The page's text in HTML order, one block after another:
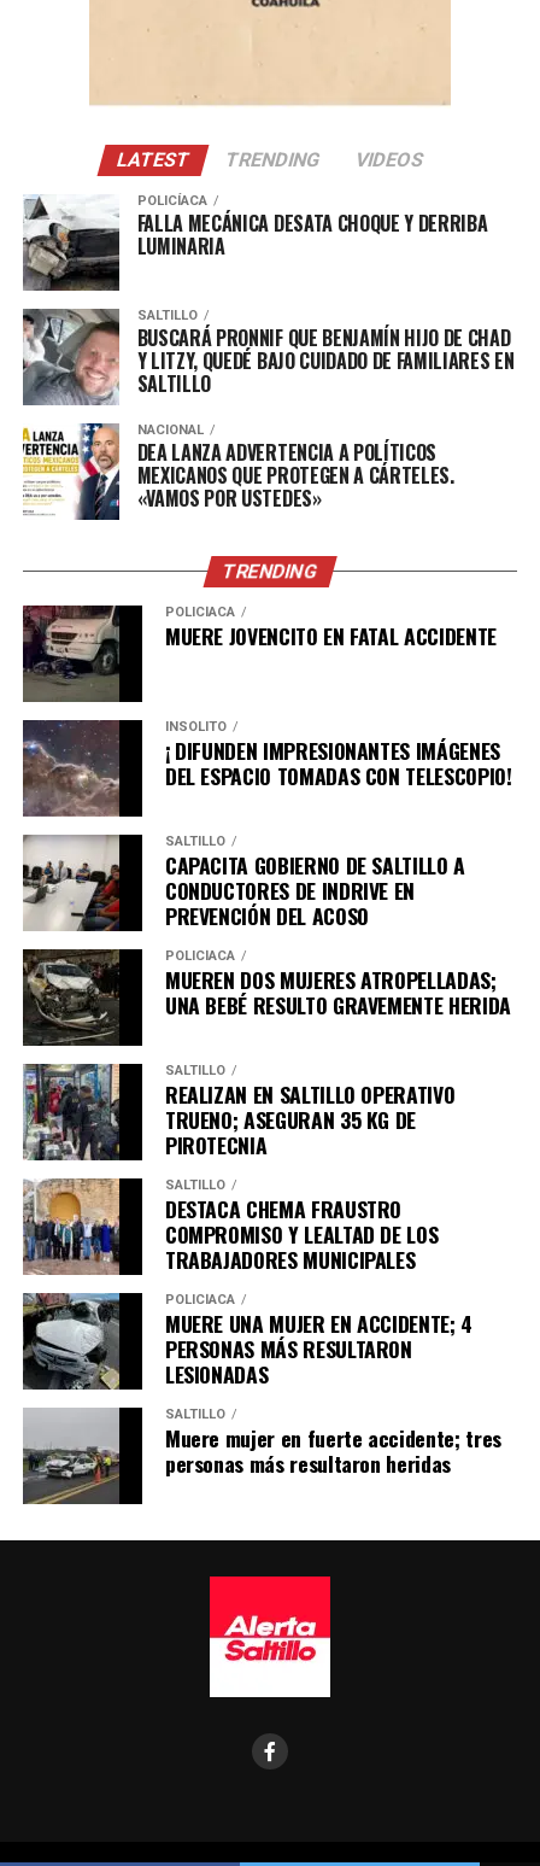
Con Información Tomada de VANGUARDIA
LATEST TRENDING VIDEOS
POLICÍACA
FALLA MECÁNICA DESATA CHOQUE Y DERRIBA
LUMINARIA
SALTILLO
BUSCARÁ PRONNIF QUE BENJAMÍN HIJO DE CHAD
Y LITZY, QUEDÉ BAJO CUIDADO DE FAMILIARES EN
SALTILLO
NACIONAL
DEA LANZA ADVERTENCIA A POLÍTICOS
MEXICANOS QUE PROTEGEN A CÁRTELES.
«VAMOS POR USTEDES»
TRENDING
POLICÍACA
MUERE JOVENCITO EN FATAL ACCIDENTE
INSÓLITO
¡ DIFUNDEN IMPRESIONANTES IMÁGENES
DEL ESPACIO TOMADAS CON TELESCOPIO!
SALTILLO
CAPACITA GOBIERNO DE SALTILLO A
CONDUCTORES DE INDRIVE EN
PREVENCIÓN DEL ACOSO
POLICÍACA
MUEREN DOS MUJERES ATROPELLADAS;
UNA BEBÉ RESULTO GRAVEMENTE HERIDA
SALTILLO
REALIZAN EN SALTILLO OPERATIVO
TRUENO; ASEGURAN 35 KG DE
PIROTECNIA
SALTILLO
DESTACA CHEMA FRAUSTRO
COMPROMISO Y LEALTAD DE LOS
TRABAJADORES MUNICIPALES
POLICÍACA
MUERE UNA MUJER EN ACCIDENTE; 4
PERSONAS MÁS RESULTARON
LESIONADAS
SALTILLO
Muere mujer en fuerte accidente; tres
personas más resultaron heridas